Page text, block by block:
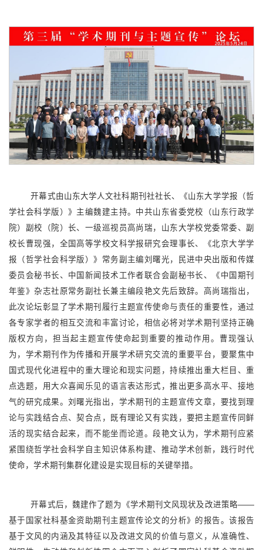
开幕式由山东大学人文社科期刊社社长、《山东大学学报（哲
学社会科学版）》主编魏建主持。中共山东省委党校（山东行政学
院）副校（院）长、一级巡视员高尚瑞，山东大学校党委常委、副
校长曹现强，全国高等学校文科学报研究会理事长、《北京大学学
报（哲学社会科学版）》常务副主编刘曙光，民进中央出版和传媒
委员会秘书长、中国新闻技术工作者联合会副秘书长、《中国期刊
年鉴》杂志社原常务副社长兼主编段艳文先后致辞。高尚瑞指出，
此次论坛彰显了学术期刊履行主题宣传使命与责任的重要性，通过
各专家学者的相互交流和丰富讨论，相信必将对学术期刊坚持正确
版权方向，担当起主题宣传使命起到重要的推动作用。曹现强认
为，学术期刊作为传播和开展学术研究交流的重要平台，要聚焦中
国式现代化进程中的重大理论和现实问题，持续推出重大栏目、重
点选题，用大众喜闻乐见的语言表达形式，推出更多高水平、接地
气的研究成果。刘曙光指出，学术期刊的主题宣传文章，要找到理
论与实践结合点、契合点，既有理论又有实践，要把主题宣传同鲜
活的现实结合起来，而不能坐而论道。段艳文认为，学术期刊应紧
紧围绕哲学社会科学自主知识体系构建、推动学术创新，践行时代
使命，学术期刊集群化建设是实现目标的关键举措。
开幕式后，魏建作了题为《学术期刊文风现状及改进策略——
基于国家社科基金资助期刊主题宣传论文的分析》的报告。该报告
基于文风的内涵及其特征以及改进文风的价值与意义，从准确性、